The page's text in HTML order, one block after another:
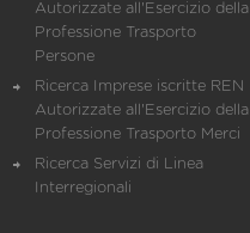
Autorizzate all'Esercizio della
Professione Trasporto
Persone
Ricerca Imprese iscritte REN
Autorizzate all'Esercizio della
Professione Trasporto Merci
Ricerca Servizi di Linea
Interregionali